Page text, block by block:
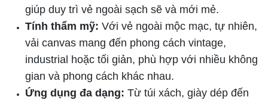
giúp duy trì vẻ ngoài sạch sẽ và mới mẻ.
Tính thẩm mỹ: Với vẻ ngoài mộc mạc, tự nhiên,
vải canvas mang đến phong cách vintage,
industrial hoặc tối giản, phù hợp với nhiều không
gian và phong cách khác nhau.
Ứng dụng đa dạng: Từ túi xách, giày dép đến